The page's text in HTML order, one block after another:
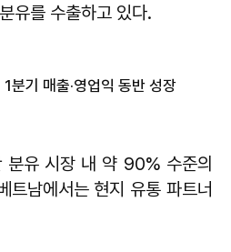
유를 수출하고 있다.
분기 매출·영업익 동반 성장
분유 시장 내 약 90% 수준의
트남에서는 현지 유통 파트너